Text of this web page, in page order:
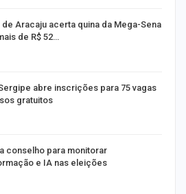
de Aracaju acerta quina da Mega-Sena
de R$ 52…
abre inscrições para 75 vagas
gratuitos
conselho para monitorar
e IA nas eleições